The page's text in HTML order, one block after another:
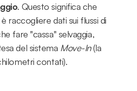
. Questo significa che
raccogliere dati sui flussi di
fare "cassa" selvaggia,
del sistema Move-In(la
contati).